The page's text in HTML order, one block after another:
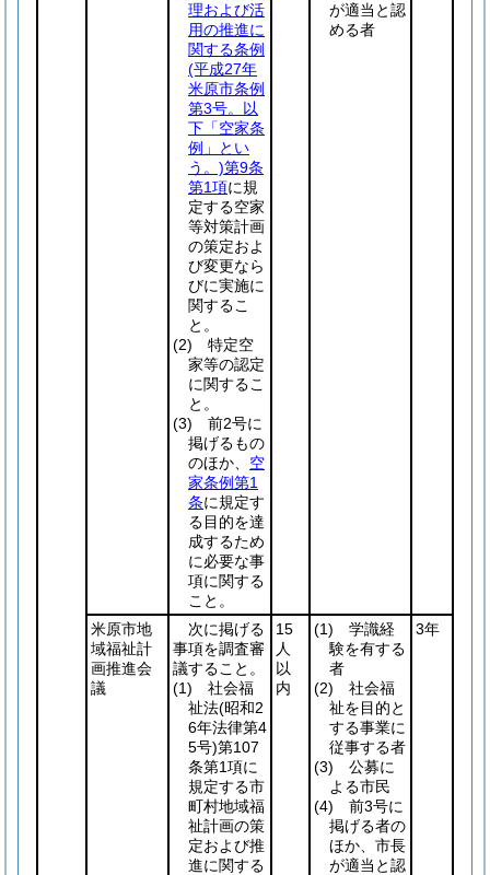
理および活
用の推進に
関する条例
(平成27年
米原市条例
第3号。以
下「空家条
例」とい
う。)第9条
第1項に規
定する空家
等対策計画
の策定およ
び変更なら
びに実施に
関するこ
と。
(2) 特定空
家等の認定
に関するこ
と。
(3) 前2号に
掲げるもの
のほか、 空
家条例第1
条に規定す
る目的を達
成するため
に必要な事
項に関する
こと。
が適当と認
める者
米原市地
域福祉計
画推進会
議
次に掲げる
事項を調査審
議すること。
(1) 社会福
祉法(昭和2
6年法律第4
5号)第107
条第1項に
規定する市
町村地域福
祉計画の策
定および推
進に関する
15
人
以
内
(1) 学識経
験を有する
者
(2) 社会福
祉を目的と
する事業に
従事する者
(3) 公募に
よる市民
(4) 前3号に
掲げる者の
ほか、市長
が適当と認
3年